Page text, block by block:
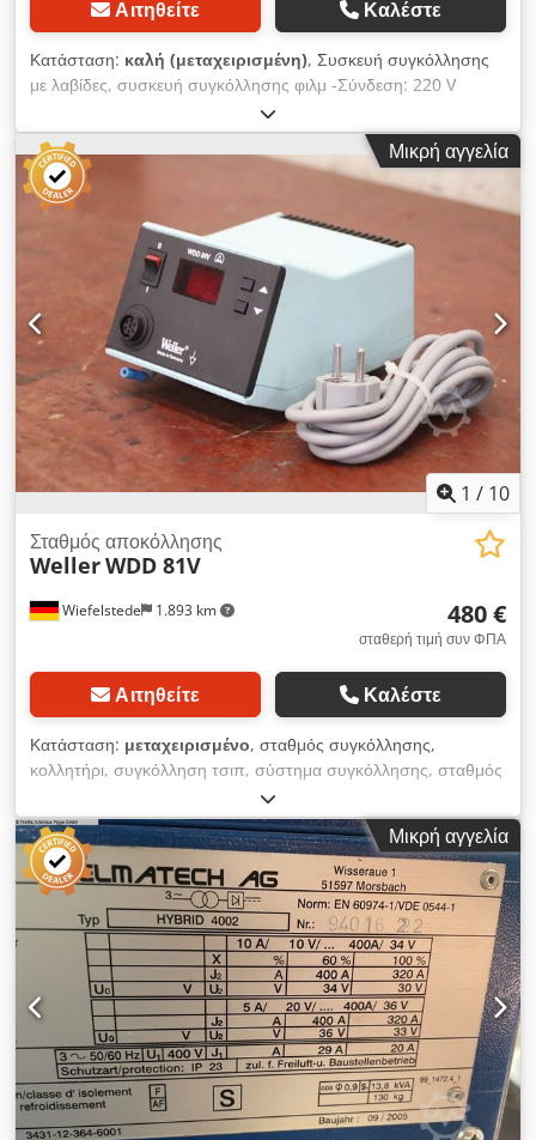
Αιτηθείτε Καλέστε
Κατάσταση: καλή (μεταχειρισμένη), Συσκευή συγκόλλησης
με λαβίδες, συσκευή συγκόλλησης φιλμ -Σύνδεση: 220 V
-Πλάτος εργασίας: 300 mm Djdpfob A Sm Dsx Ak Hock
-Βάρος: 10 kg
Μικρή αγγελία
1 / 10
Wiefelstede 1.893 km
Σταθμός αποκόλλησης
WellerWDD 81V
480 €
σταθερή τιμή συν ΦΠΑ
Αιτηθείτε Καλέστε
Κατάσταση: μεταχειρισμένο, σταθμός συγκόλλησης,
κολλητήρι, συγκόλληση τσιπ, σύστημα συγκόλλησης, σταθμός
αποκόλλησης -Κατασκευαστής: Weller, σταθμός
αποκόλλησης τύπου WDD 81V Djdpfx Ajtu Rk Esk Heck
-Τάση: 230/24 V -Πίεση λειτουργίας: 4-6 bar -Διαστάσεις:
190/120/H110 mm -Βάρος: 2,3 kg
Μικρή αγγελία